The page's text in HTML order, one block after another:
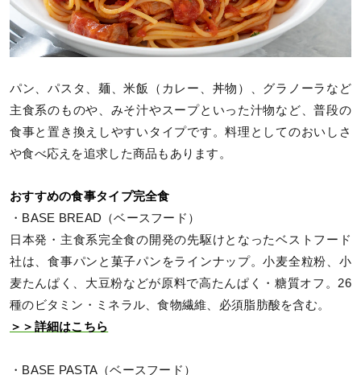
パン、パスタ、麺、米飯（カレー、丼物）、グラノーラなど
主食系のものや、みそ汁やスープといった汁物など、普段の
食事と置き換えしやすいタイプです。料理としてのおいしさ
や食べ応えを追求した商品もあります。
おすすめの食事タイプ完全食
・BASE BREAD（ベースフード）
日本発・主食系完全食の開発の先駆けとなったベストフード
社は、食事パンと菓子パンをラインナップ。小麦全粒粉、小
麦たんぱく、大豆粉などが原料で高たんぱく・糖質オフ。26
種のビタミン・ミネラル、食物繊維、必須脂肪酸を含む。
＞＞詳細はこちら
・BASE PASTA（ベースフード）